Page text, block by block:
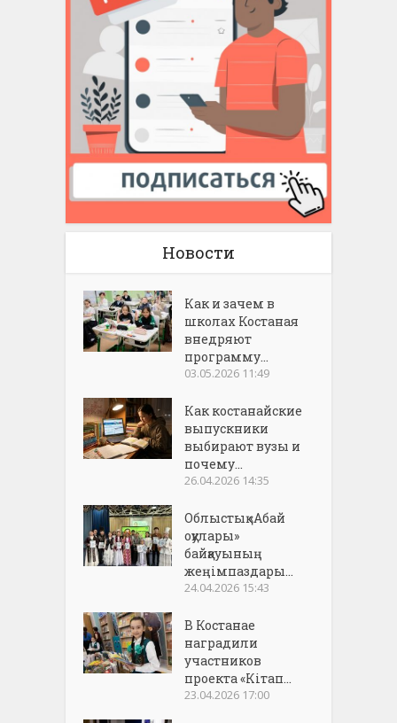
Новости
Как и зачем в
школах Костаная
внедряют
программу...
03.05.2026 11:49
Как костанайские
выпускники
выбирают вузы и
почему...
26.04.2026 14:35
Облыстық «Абай
оқулары»
байқауының
жеңімпаздары...
24.04.2026 15:43
В Костанае
наградили
участников
проекта «Кітап...
23.04.2026 17:00